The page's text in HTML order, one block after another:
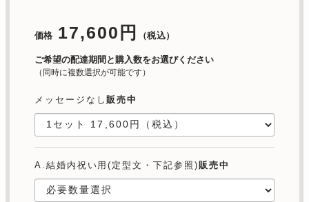
価格 17,600円 （税込）
ご希望の配達期間と購入数をお選びください
（同時に複数選択が可能です）
メッセージなし 販売中
A.結婚内祝い用(定型文・下記参照) 販売中